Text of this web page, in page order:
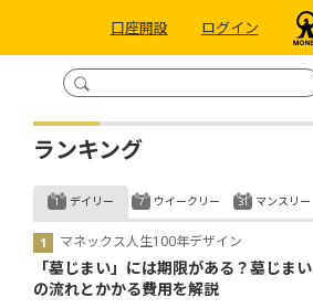
口座開設 ログイン
ランキング
デイリー
マネックス人生100年デザイン
「墓じまい」には期限がある？墓じまい
の流れとかかる費用を解説
ウイークリー マンスリー